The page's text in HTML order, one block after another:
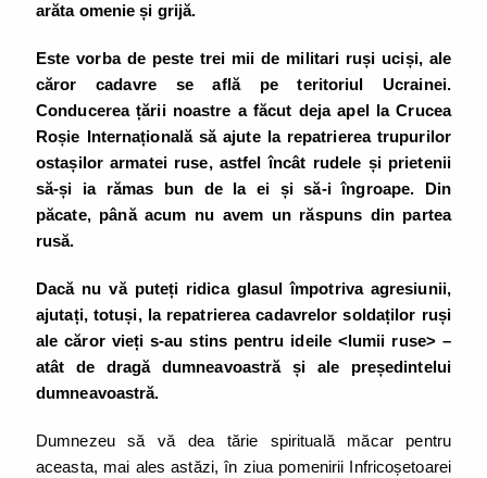
arăta omenie și grijă.
Este vorba de peste trei mii de militari ruși uciși, ale
căror cadavre se află pe teritoriul Ucrainei.
Conducerea țării noastre a făcut deja apel la Crucea
Roșie Internațională să ajute la repatrierea trupurilor
ostașilor armatei ruse, astfel încât rudele și prietenii
să-și ia rămas bun de la ei și să-i îngroape. Din
păcate, până acum nu avem un răspuns din partea
rusă.
Dacă nu vă puteți ridica glasul împotriva agresiunii,
ajutați, totuși, la repatrierea cadavrelor soldaților ruși
ale căror vieți s-au stins pentru ideile <lumii ruse> –
atât de dragă dumneavoastră și ale președintelui
dumneavoastră.
Dumnezeu să vă dea tărie spirituală măcar pentru
aceasta, mai ales astăzi, în ziua pomenirii Infricoșetoarei